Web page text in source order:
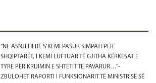
“NE ASNJËHERË S’KEMI PASUR SIMPATI PËR
SHQIPTARËT, I KEMI LUFTUAR TË GJITHA KËRKESAT E
TYRE PËR KRIJIMIN E SHTETIT TË PAVARUR…”-
ZBULOHET RAPORTI I FUNKSIONARIT TË MINISTRISË SË